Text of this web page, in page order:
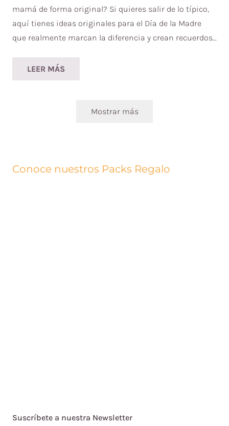
mamá de forma original? Si quieres salir de lo típico,
aquí tienes ideas originales para el Día de la Madre
que realmente marcan la diferencia y crean recuerdos…
LEER MÁS
Mostrar más
Conoce nuestros Packs Regalo
Suscríbete a nuestra Newsletter